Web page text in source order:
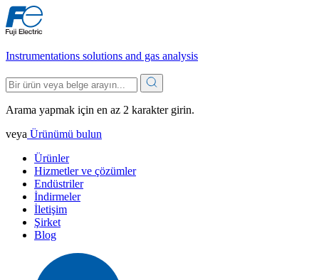
Instrumentations solutions and gas analysis
Arama yapmak için en az 2 karakter girin.
veya Ürünümü bulun
Ürünler
Hizmetler ve çözümler
Endüstriler
İndirmeler
İletişim
Şirket
Blog